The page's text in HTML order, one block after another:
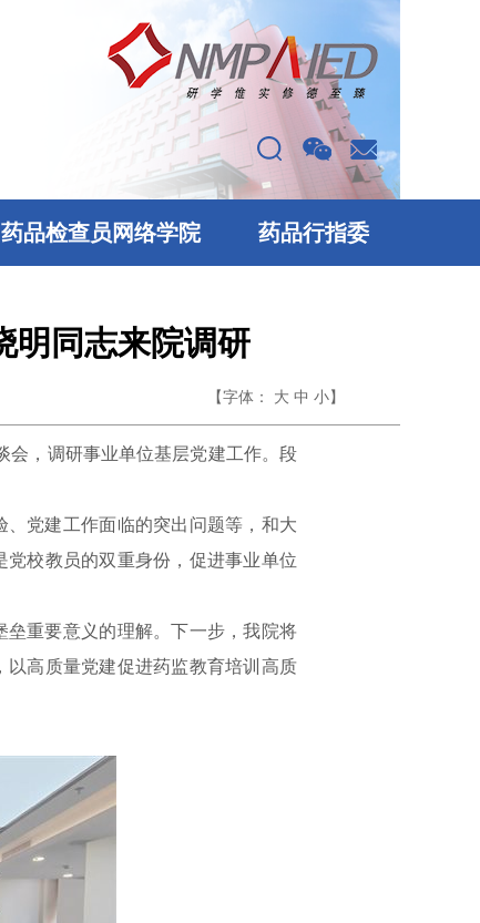
药品检查员网络学院 药品行指委
明同志来院调研
【字体： 大 中 小】
会，调研事业单位基层党建工作。段
党建工作面临的突出问题等，和大
校教员的双重身份，促进事业单位
重要意义的理解。下一步，我院将
高质量党建促进药监教育培训 高质